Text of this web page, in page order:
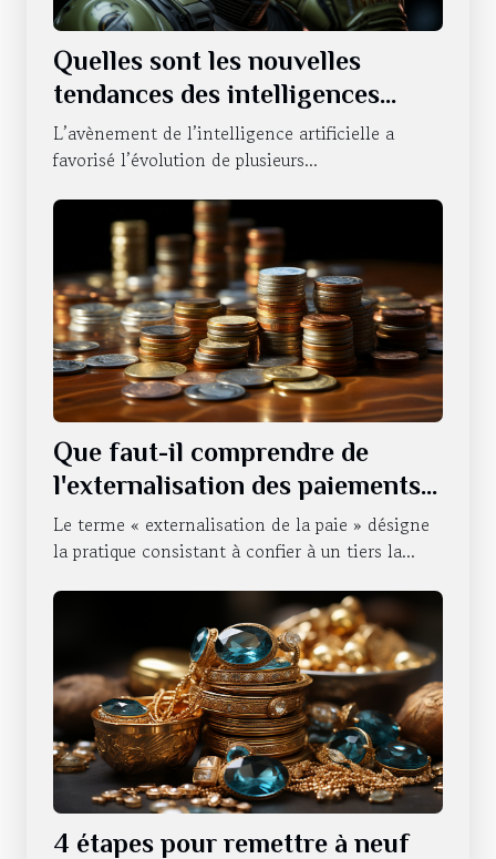
Quelles sont les nouvelles
tendances des intelligences
artificielles sur le statut du
NVIDIA ?
L’avènement de l’intelligence artificielle a
favorisé l’évolution de plusieurs...
Que faut-il comprendre de
l'externalisation des paiements
d'une entreprise ?
Le terme « externalisation de la paie » désigne
la pratique consistant à confier à un tiers la...
4 étapes pour remettre à neuf